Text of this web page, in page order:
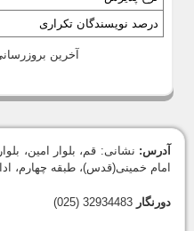
درصد نویسندگان تکراری
آخرین بروزرسانی
آدرس: نشانی: قم، بلوار امین،
امام خمینی(قدس)، طبقه چهارم،
دورنگار 32934483 (025)